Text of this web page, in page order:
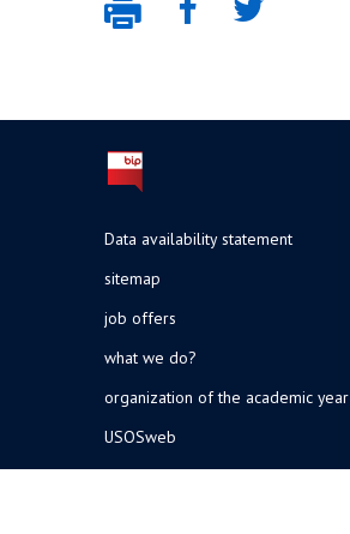
Data availability statement
sitemap
job offers
what we do?
organization of the academic year
USOSweb